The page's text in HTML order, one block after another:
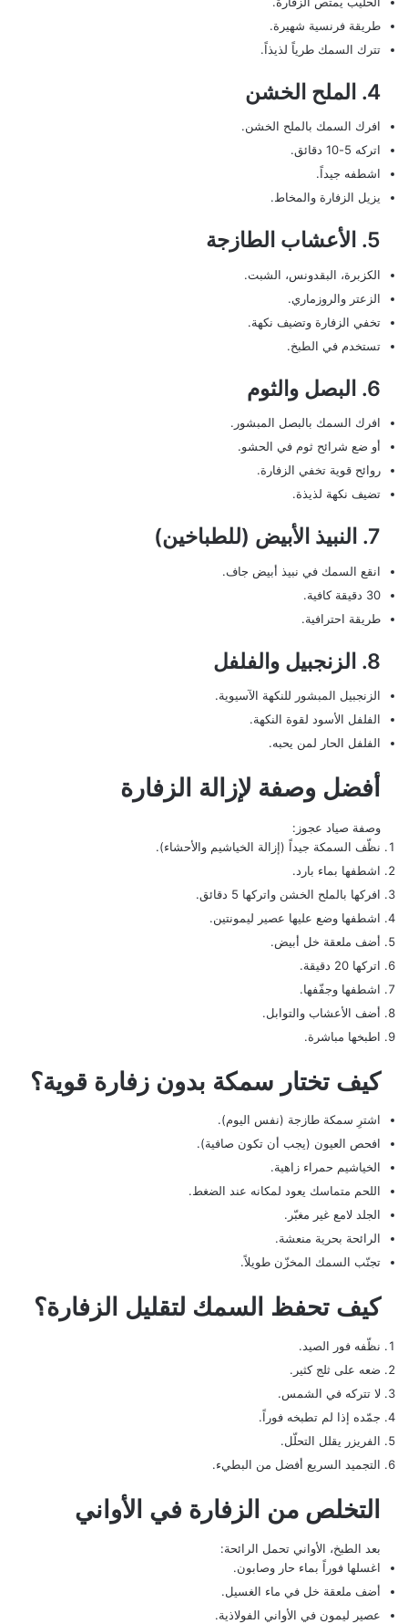
طريقة فرنسية شهيرة.
تترك السمك طرياً لذيذاً.
4. الملح الخشن
افرك السمك بالملح الخشن.
اتركه 5-10 دقائق.
اشطفه جيداً.
يزيل الزفارة والمخاط.
5. الأعشاب الطازجة
الكزبرة، البقدونس، الشبت.
الزعتر والروزماري.
تخفي الزفارة وتضيف نكهة.
تستخدم في الطبخ.
6. البصل والثوم
افرك السمك بالبصل المبشور.
أو ضع شرائح ثوم في الحشو.
روائح قوية تخفي الزفارة.
تضيف نكهة لذيذة.
7. النبيذ الأبيض (للطباخين)
انقع السمك في نبيذ أبيض جاف.
30 دقيقة كافية.
طريقة احترافية.
8. الزنجبيل والفلفل
الزنجبيل المبشور للنكهة الآسيوية.
الفلفل الأسود لقوة النكهة.
الفلفل الحار لمن يحبه.
أفضل وصفة لإزالة الزفارة
وصفة صياد عجوز:
نظّف السمكة جيداً (إزالة الخياشيم والأحشاء).
اشطفها بماء بارد.
افركها بالملح الخشن واتركها 5 دقائق.
اشطفها وضع عليها عصير ليمونتين.
أضف ملعقة خل أبيض.
اتركها 20 دقيقة.
اشطفها وجفّفها.
أضف الأعشاب والتوابل.
اطبخها مباشرة.
كيف تختار سمكة بدون زفارة قوية؟
اشترِ سمكة طازجة (نفس اليوم).
افحص العيون (يجب أن تكون صافية).
الخياشيم حمراء زاهية.
اللحم متماسك يعود لمكانه عند الضغط.
الجلد لامع غير مغبّر.
الرائحة بحرية منعشة.
تجنّب السمك المخزّن طويلاً.
كيف تحفظ السمك لتقليل الزفارة؟
نظّفه فور الصيد.
ضعه على ثلج كثير.
لا تتركه في الشمس.
جمّده إذا لم تطبخه فوراً.
الفريزر يقلل التحلّل.
التجميد السريع أفضل من البطيء.
التخلص من الزفارة في الأواني
بعد الطبخ، الأواني تحمل الرائحة:
اغسلها فوراً بماء حار وصابون.
أضف ملعقة خل في ماء الغسيل.
عصير ليمون في الأواني الفولاذية.